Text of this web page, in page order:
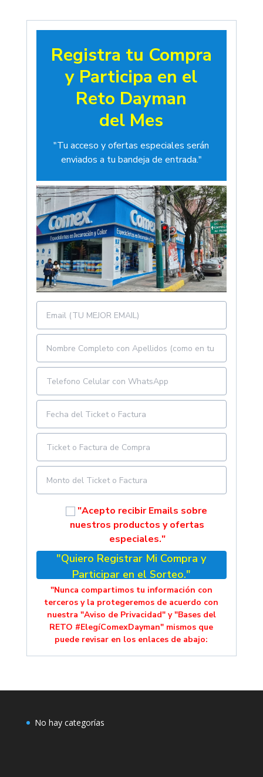
Registra tu Compra
y Participa en el
Reto Dayman
del Mes
"Tu acceso y ofertas especiales serán
enviados a tu bandeja de entrada."
"Acepto recibir Emails sobre
nuestros productos y ofertas
especiales."
"Quiero Registrar Mi Compra y
Participar en el Sorteo."
"Nunca compartimos tu información con
terceros y la protegeremos de acuerdo con
nuestra "Aviso de Privacidad" y "Bases del
RETO #ElegíComexDayman" mismos que
puede revisar en los enlaces de abajo:
No hay categorías